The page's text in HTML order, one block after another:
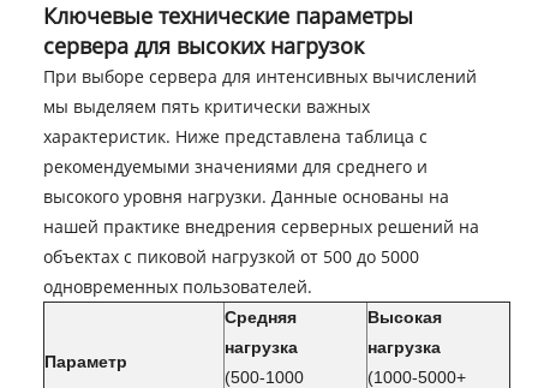
Ключевые технические параметры
сервера для высоких нагрузок
При выборе сервера для интенсивных вычислений
мы выделяем пять критически важных
характеристик. Ниже представлена таблица с
рекомендуемыми значениями для среднего и
высокого уровня нагрузки. Данные основаны на
нашей практике внедрения серверных решений на
объектах с пиковой нагрузкой от 500 до 5000
одновременных пользователей.
Параметр
Средняя
нагрузка
(500-1000
Высокая
нагрузка
(1000-5000+